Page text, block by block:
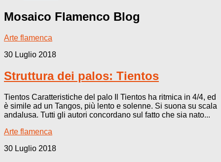
Mosaico Flamenco Blog
Arte flamenca
30 Luglio 2018
Struttura dei palos: Tientos
Tientos Caratteristiche del palo Il Tientos ha ritmica in 4/4, ed
è simile ad un Tangos, più lento e solenne. Si suona su scala
andalusa. Tutti gli autori concordano sul fatto che sia nato...
Arte flamenca
30 Luglio 2018